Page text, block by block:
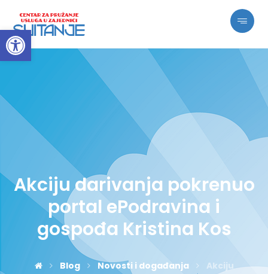
Open toolbar
Akciju darivanja pokrenuo
portal ePodravina i
gospođa Kristina Kos
Blog Novosti i događanja
Akciju